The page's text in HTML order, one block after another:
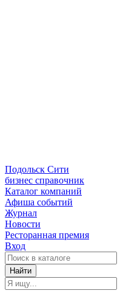
Подольск Сити
бизнес справочник
Каталог компаний
Афиша событий
Журнал
Новости
Ресторанная премия
Вход
Найти